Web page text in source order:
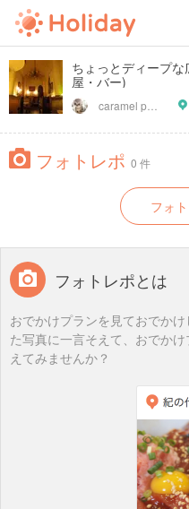
ちょっとディープ
屋・バー)
フォトレポ 0 件
フォ
フォトレポとは
おでかけプランを見ておでか
た写真に一言そえて、おでか
えてみませんか？